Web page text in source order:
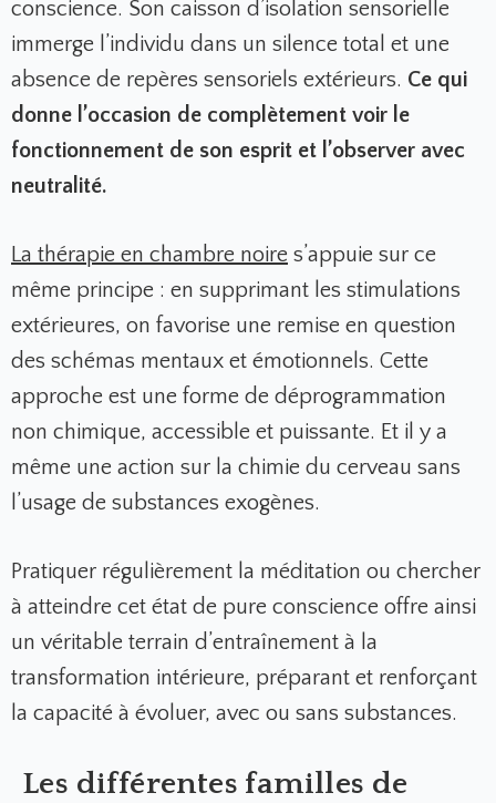
conscience. Son caisson d’isolation sensorielle
immerge l’individu dans un silence total et une
absence de repères sensoriels extérieurs. Ce qui
donne l’occasion de complètement voir le
fonctionnement de son esprit et l’observer avec
neutralité.
La thérapie en chambre noire s’appuie sur ce
même principe : en supprimant les stimulations
extérieures, on favorise une remise en question
des schémas mentaux et émotionnels. Cette
approche est une forme de déprogrammation
non chimique, accessible et puissante. Et il y a
même une action sur la chimie du cerveau sans
l’usage de substances exogènes.
Pratiquer régulièrement la méditation ou chercher
à atteindre cet état de pure conscience offre ainsi
un véritable terrain d’entraînement à la
transformation intérieure, préparant et renforçant
la capacité à évoluer, avec ou sans substances.
Les différentes familles de